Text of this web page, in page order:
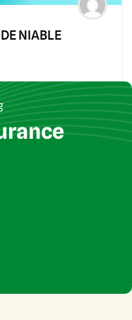
NIABLE
7